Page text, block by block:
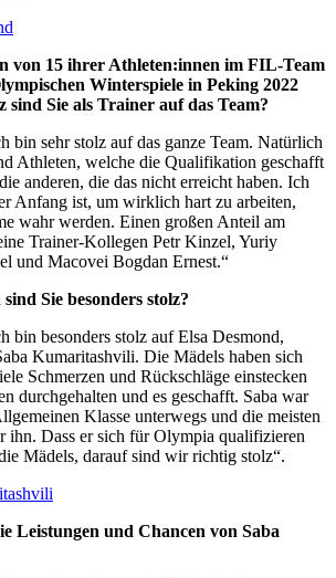
von 15 ihrer Athleten:innen im FIL-Team
Winterspiele in Peking 2022
sind Sie als Trainer auf das Team?
bin sehr stolz auf das ganze Team. Natürlich
Athleten, welche die Qualifikation geschafft
anderen, die das nicht erreicht haben. Ich
Anfang ist, um wirklich hart zu arbeiten,
wahr werden. Einen großen Anteil am
Trainer-Kollegen Petr Kinzel, Yuriy
und Macovei Bogdan Ernest.“
Sie besonders stolz?
bin besonders stolz auf Elsa Desmond,
Kumaritashvili. Die Mädels haben sich
Schmerzen und Rückschläge einstecken
durchgehalten und es geschafft. Saba war
Klasse unterwegs und die meisten
ihn. Dass er sich für Olympia qualifizieren
Mädels, darauf sind wir richtig stolz“.
Leistungen und Chancen von Saba